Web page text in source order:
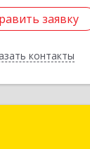
заявку
контакты
заявку
Назад